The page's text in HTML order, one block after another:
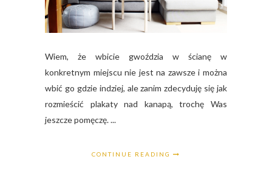
Wiem, że wbicie gwoździa w ścianę w
konkretnym miejscu nie jest na zawsze i można
wbić go gdzie indziej, ale zanim zdecyduję się jak
rozmieścić plakaty nad kanapą, trochę Was
jeszcze pomęczę. ...
CONTINUE READING